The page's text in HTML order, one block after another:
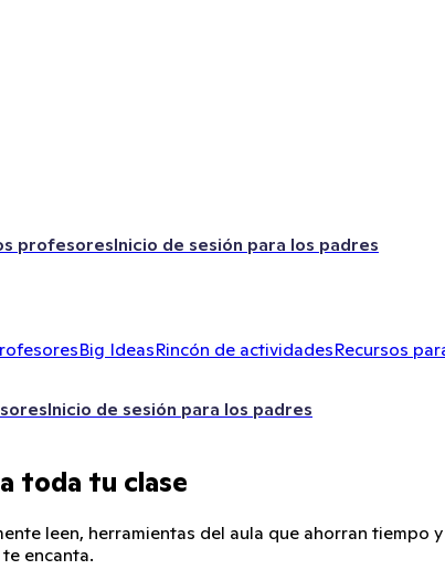
profesoresInicio de sesión para los padres
Big IdeasRincón de actividadesRecursos
Inicio de sesión para los padres
toda tu clase
leen, herramientas del aula que ahorran
encanta.